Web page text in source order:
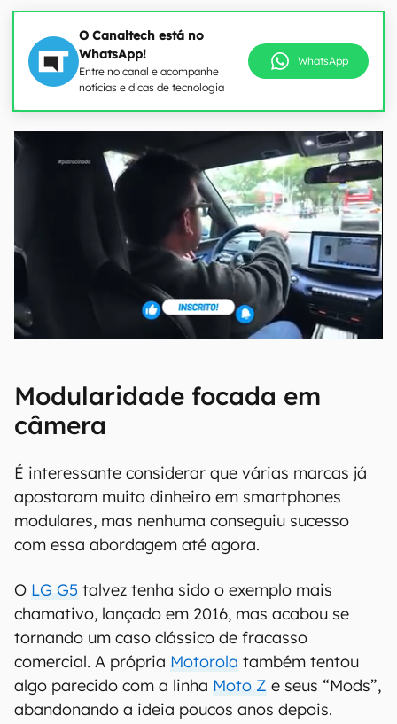
O Canaltech está no
WhatsApp!
Entre no canal e acompanhe
notícias e dicas de tecnologia
WhatsApp
Modularidade focada em
câmera
É interessante considerar que várias marcas já
apostaram muito dinheiro em smartphones
modulares, mas nenhuma conseguiu sucesso
com essa abordagem até agora.
O LG G5 talvez tenha sido o exemplo mais
chamativo, lançado em 2016, mas acabou se
tornando um caso clássico de fracasso
comercial. A própria Motorola também tentou
algo parecido com a linha Moto Z e seus “Mods”,
abandonando a ideia poucos anos depois.